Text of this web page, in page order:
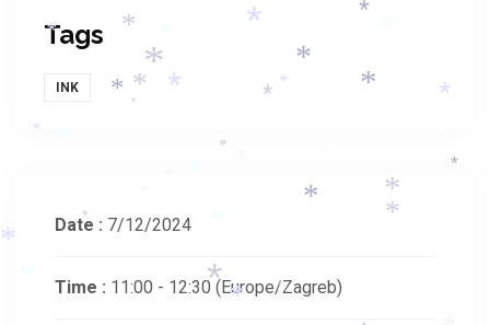
Tags
INK
Date : 7/12/2024
Time : 11:00 - 12:30 (Europe/Zagreb)
*
*
* *
*
*
*
*
*
*
* *
*
* *
*
*
*
*
*
*
*
*
*